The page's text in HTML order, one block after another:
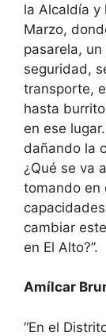
la Alcaldía y
Marzo,
pasarela,
seguridad,
transporte,
hasta
en ese
dañando la
¿Qué se va
tomando en
cambiar
en El Alto?”.
Amílcar
“En el